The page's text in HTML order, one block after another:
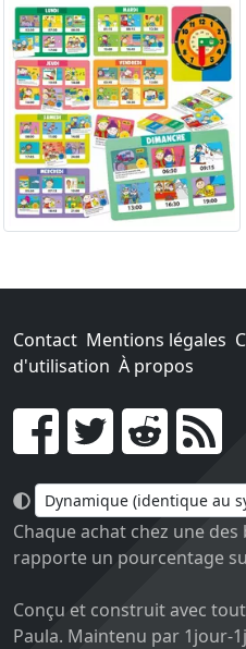
Contact Mentions légales
d'utilisation À propos
Go !
Chaque achat chez une
rapporte un pourcentage
Conçu et construit avec
Paula. Maintenu par 1jour-